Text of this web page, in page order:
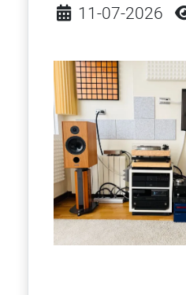
Detalles
11-07-2026